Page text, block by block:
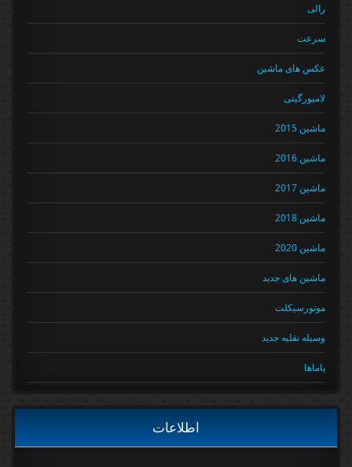
رالی
سرعت
عکس های ماشین
لامبورگینی
ماشین 2015
ماشین 2016
ماشین 2017
ماشین 2018
ماشین 2020
ماشین های جدید
موتورسیکلت
وسیله نقلیه جدید
یاماها
اطلاعات